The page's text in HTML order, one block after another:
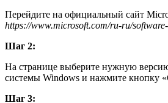
Перейдите на официальный сайт
https://www.microsoft.com/ru-ru/
Шаг 2:
На странице выберите нужную
системы Windows и нажмите кнопку
Шаг 3: